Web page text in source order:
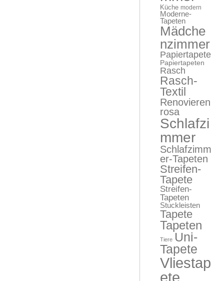
Küche modern
Moderne-
Tapeten
Mädche
nzimmer
Papiertapete
Papiertapeten
Rasch
Rasch-
Textil
Renovieren
rosa
Schlafzi
mmer
Schlafzimm
er-Tapeten
Streifen-
Tapete
Streifen-
Tapeten
Stuckleisten
Tapete
Tapeten
Tiere Uni-
Tapete
Vliestap
ete